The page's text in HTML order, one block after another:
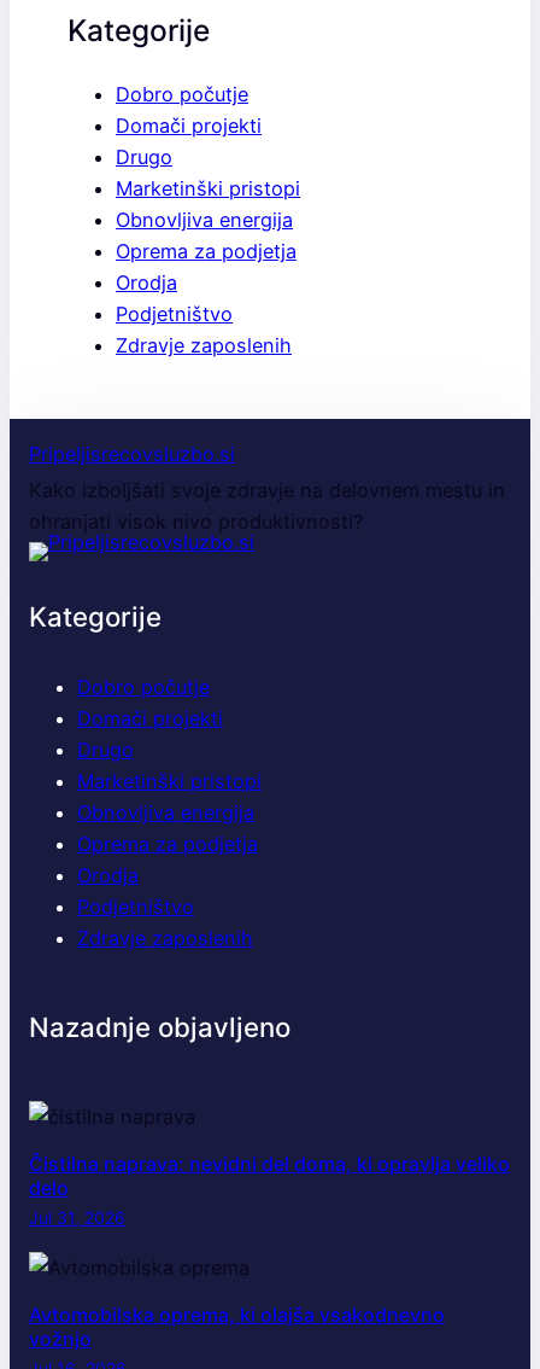
Kategorije
Dobro počutje
Domači projekti
Drugo
Marketinški pristopi
Obnovljiva energija
Oprema za podjetja
Orodja
Podjetništvo
Zdravje zaposlenih
Pripeljisrecovsluzbo.si
Kako izboljšati svoje zdravje na delovnem mestu in
ohranjati visok nivo produktivnosti?
Kategorije
Dobro počutje
Domači projekti
Drugo
Marketinški pristopi
Obnovljiva energija
Oprema za podjetja
Orodja
Podjetništvo
Zdravje zaposlenih
Nazadnje objavljeno
Čistilna naprava: nevidni del doma, ki opravlja veliko
delo
Jul 31, 2026
Avtomobilska oprema, ki olajša vsakodnevno
vožnjo